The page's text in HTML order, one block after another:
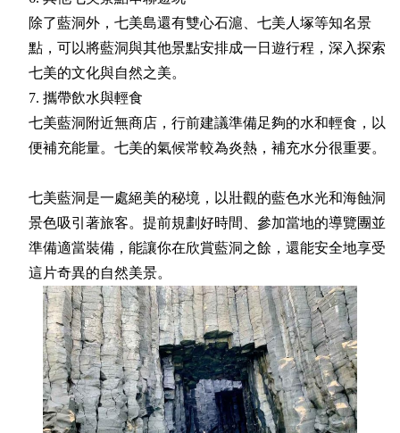
除了藍洞外，七美島還有雙心石滬、七美人塚等知名景
點，可以將藍洞與其他景點安排成一日遊行程，深入探索
七美的文化與自然之美。
7. 攜帶飲水與輕食
七美藍洞附近無商店，行前建議準備足夠的水和輕食，以
便補充能量。七美的氣候常較為炎熱，補充水分很重要。
七美藍洞是一處絕美的秘境，以壯觀的藍色水光和海蝕洞
景色吸引著旅客。提前規劃好時間、參加當地的導覽團並
準備適當裝備，能讓你在欣賞藍洞之餘，還能安全地享受
這片奇異的自然美景。